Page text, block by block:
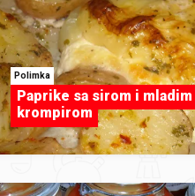
Polimka
Paprike sa sirom i mladim
krompirom